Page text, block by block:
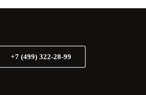
+7 (499) 322-28-99